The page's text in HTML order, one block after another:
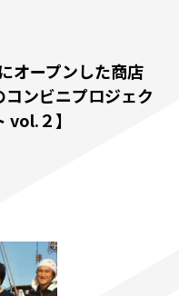
オープンした商店
ンビニプロジェク
vol.２】